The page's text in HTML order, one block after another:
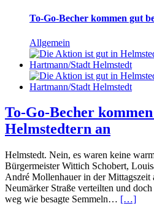
To-Go-Becher kommen gut
Allgemein
To-Go-Becher
Helmstedtern an
Helmstedt. Nein, es waren keine
Bürgermeister Wittich Schobert,
André Mollenhauer in der Mittagszeit
Neumärker Straße verteilten und
weg wie besagte Semmeln… […]